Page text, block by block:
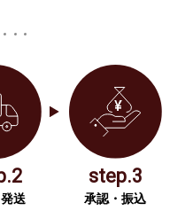
送
step.3
承認・振込